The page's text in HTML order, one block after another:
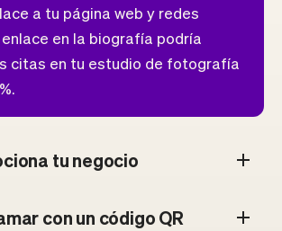
a tu página web y redes
en la biografía podría
citas en tu estudio de fotografía
tu negocio
con un código QR